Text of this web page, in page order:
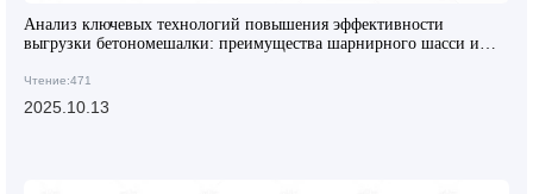
Анализ ключевых технологий повышения эффективности
выгрузки бетономешалки: преимущества шарнирного шасси и
Чтение:471
2025.10.13